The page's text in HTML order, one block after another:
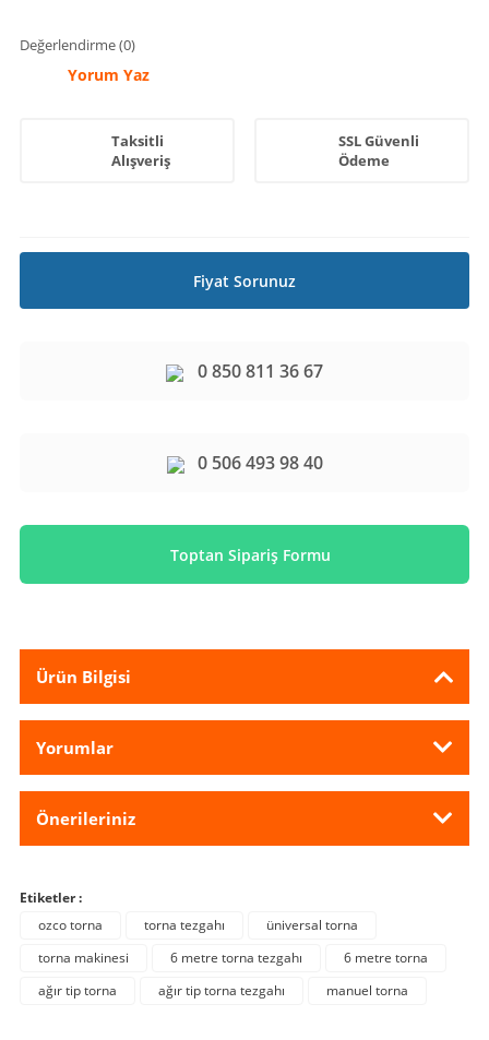
Değerlendirme (0)
Yorum Yaz
Taksitli
Alışveriş
SSL Güvenli
Ödeme
Fiyat Sorunuz
0 850 811 36 67
0 506 493 98 40
Toptan Sipariş Formu
Ürün Bilgisi
Yorumlar
Önerileriniz
Etiketler :
ozco torna
torna tezgahı
üniversal torna
torna makinesi
6 metre torna tezgahı
6 metre torna
ağır tip torna
ağır tip torna tezgahı manuel torna